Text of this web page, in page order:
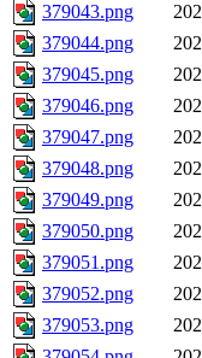
379043.png
379044.png
379045.png
379046.png
379047.png
379048.png
379049.png
379050.png
379051.png
379052.png
379053.png